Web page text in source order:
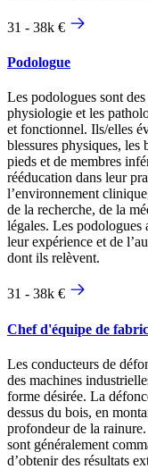
31 - 38k €
Podologue
Les podologues sont
physiologie et les
et fonctionnel. Ils/elles
blessures physiques, les
pieds et de membres
rééducation dans leur
l’environnement
de la recherche, de la
légales. Les podologues
leur expérience et de
dont ils relèvent.
31 - 38k €
Chef d'équipe de
Les conducteurs de
des machines
forme désirée. La
dessus du bois, en
profondeur de la
sont généralement
d’obtenir des résultats